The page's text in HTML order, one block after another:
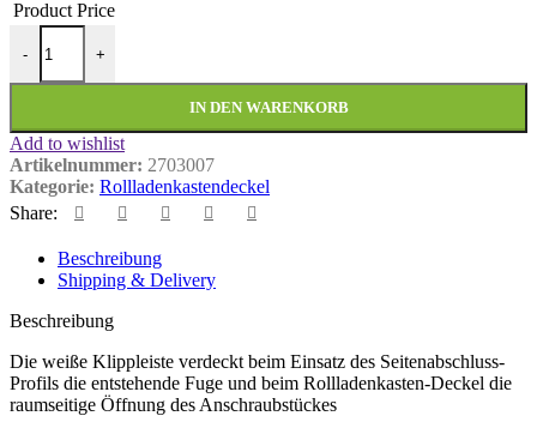
Product Price
-
Klippleiste 30 mm (Standard) Menge
+
IN DEN WARENKORB
Add to wishlist
Artikelnummer: 2703007
Kategorie: Rollladenkastendeckel
Share:
Beschreibung
Shipping & Delivery
Beschreibung
Die weiße Klippleiste verdeckt beim Einsatz des Seitenabschluss-
Profils die entstehende Fuge und beim Rollladenkasten-Deckel die
raumseitige Öffnung des Anschraubstückes